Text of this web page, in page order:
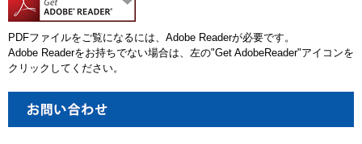
PDFファイルをご覧になるには、Adobe Readerが必要です。
Adobe Readerをお持ちでない場合は、左の"Get AdobeReader"アイコンを
クリックしてください。